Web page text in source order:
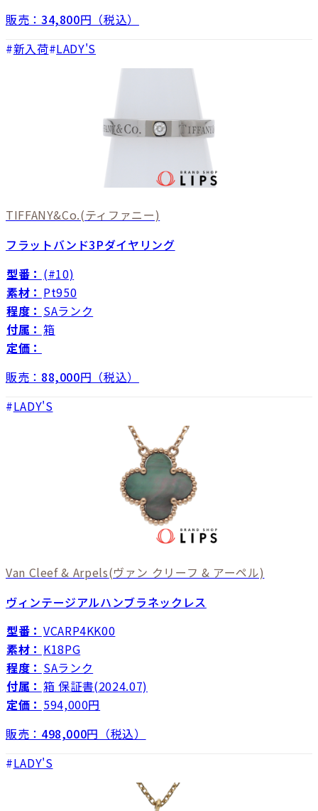
販売： 34,800円（税込）
新入荷 LADY'S
TIFFANY&Co.(ティファニー)
フラットバンド3Pダイヤリング
型番： (#10)
素材： Pt950
程度： SAランク
付属： 箱
定価：
販売： 88,000円（税込）
LADY'S
Van Cleef & Arpels(ヴァン クリーフ & アーペル)
ヴィンテージアルハンブラネックレス
型番： VCARP4KK00
素材： K18PG
程度： SAランク
付属： 箱 保証書(2024.07)
定価： 594,000円
販売： 498,000円（税込）
LADY'S